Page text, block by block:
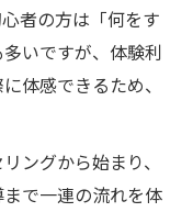
ナルジムの魅力
しいサポート体
ジムの環境づ
丁寧なカウンセ
者の方は「何をす
いですが、体験利
体感できるため、
ングから始まり、
で一連の流れを体